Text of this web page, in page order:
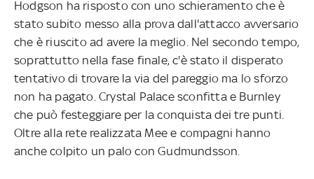
Hodgson ha risposto con uno schieramento che è
stato subito messo alla prova dall'attacco avversario
che è riuscito ad avere la meglio. Nel secondo tempo,
soprattutto nella fase finale, c'è stato il disperato
tentativo di trovare la via del pareggio ma lo sforzo
non ha pagato. Crystal Palace sconfitta e Burnley
che può festeggiare per la conquista dei tre punti.
Oltre alla rete realizzata Mee e compagni hanno
anche colpito un palo con Gudmundsson.